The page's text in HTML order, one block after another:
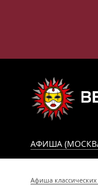
АФИША
Афиша